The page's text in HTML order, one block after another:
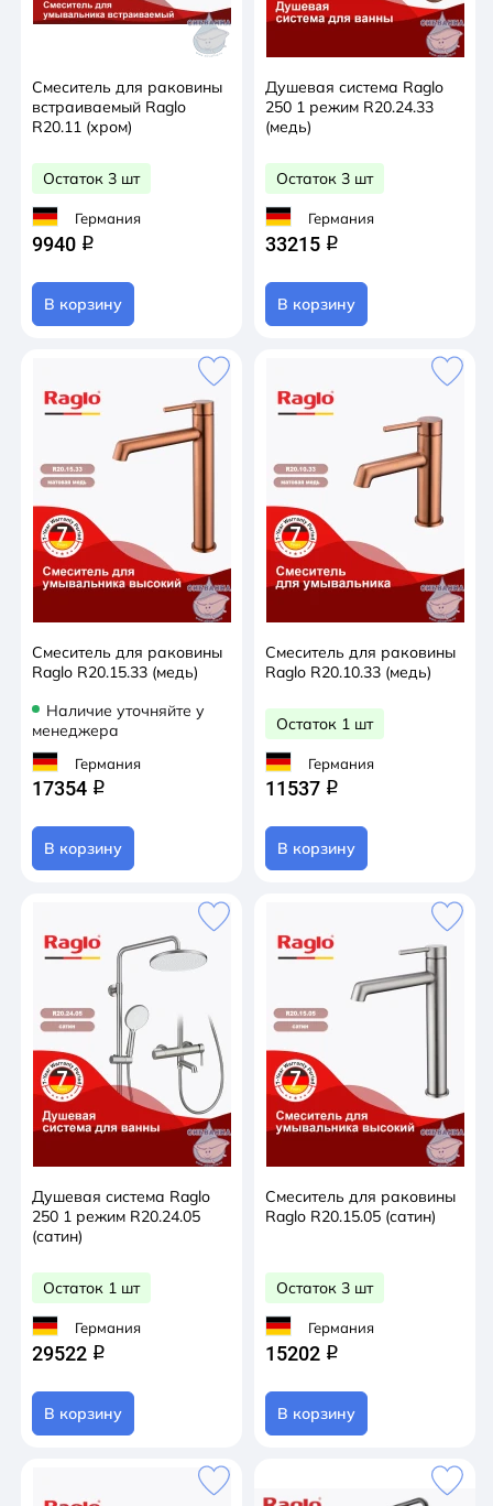
Смеситель для раковины
встраиваемый Raglo
R20.11 (хром)
Остаток 3 шт
Германия
9940 q
В корзину
Душевая система Raglo
250 1 режим R20.24.33
(медь)
Остаток 3 шт
Германия
33215 q
В корзину
Смеситель для раковины
Raglo R20.15.33 (медь)
Наличие уточняйте у
менеджера
Германия
17354 q
В корзину
Смеситель для раковины
Raglo R20.10.33 (медь)
Остаток 1 шт
Германия
11537 q
В корзину
Душевая система Raglo
250 1 режим R20.24.05
(сатин)
Остаток 1 шт
Германия
29522 q
В корзину
Смеситель для раковины
Raglo R20.15.05 (сатин)
Остаток 3 шт
Германия
15202 q
В корзину